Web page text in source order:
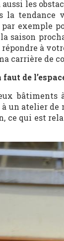
aussi les
la tendance
exemple
saison
à
carrière de
faut de
bâtiments
un atelier de
ce qui est